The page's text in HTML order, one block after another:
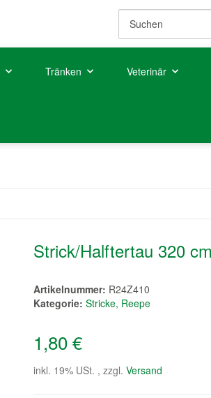
Tränken Veterinär
Strick/Halftertau 320
Artikelnummer: R24Z410
Kategorie: Stricke, Reepe
1,80 €
inkl. 19% USt. , zzgl. Versand